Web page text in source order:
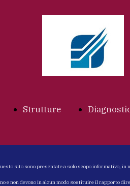
Strutture
sito sono presentate a solo scopo informativo,
e non devono in alcun modo sostituire il rapporto